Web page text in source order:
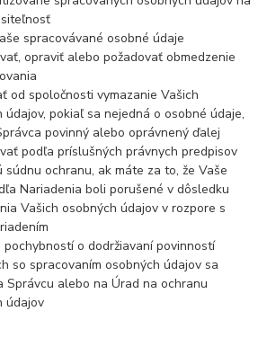
spracovávané osobné údaje
opraviť alebo požadovať obmedzenie
od spoločnosti vymazanie Vašich
údajov, pokiaľ sa nejedná o osobné údaje,
povinný alebo oprávnený ďalej
podľa príslušných právnych predpisov
súdnu ochranu, ak máte za to, že Vaše
Nariadenia boli porušené v dôsledku
Vašich osobných údajov v rozpore s
pochybností o dodržiavaní povinností
so spracovaním osobných údajov sa
Správcu alebo na Úrad na ochranu
údajov